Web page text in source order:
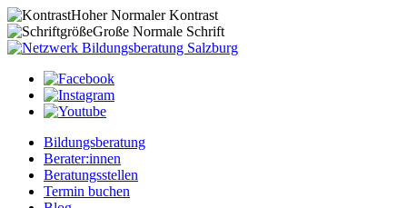
HoherNormalerKontrast
Große Normale Schrift
Bildungsberatung
Berater:innen
Beratungsstellen
Termin buchen